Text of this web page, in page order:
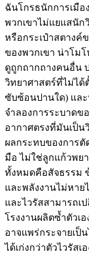
ฉันโกรธนักการเมื
พวกเขาไม่แยแสนัก
หรือกระเป๋าสตางค์
ของพวกเขา น่าโม
ดูถูกถากถางคนอื่น
วิทยาศาสตร์ที่ไม่ได้
ซับซ้อนปานใด) แล
จำลองการระบาด
อากาศตรงที่มันเป็
ผลกระทบของการตั
มือ ไม่ใช่ลูกแก้วพย
ทั้งหมดคือสัจธรรม
และพลังงานไม่หา
และไวรัสสามารถเ
โรงงานผลิตซ้ำตัวเ
อาจแพร่กระจายเป็
ได้เก่งกว่าตัวไวรัส